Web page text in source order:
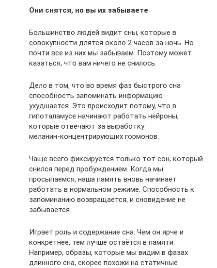
Они снятся, но вы их забываете
Большинство людей видит сны, которые в
совокупности длятся около 2 часов за ночь. Но
почти все из них мы забываем. Поэтому может
казаться, что вам ничего не снилось.
Дело в том, что во время фаз быстрого сна
способность запоминать информацию
ухудшается. Это происходит потому, что в
гипоталамусе начинают работать нейроны,
которые отвечают за выработку
меланин‑концентрирующих гормонов.
Чаще всего фиксируется только тот сон, который
снился перед пробуждением. Когда мы
просыпаемся, наша память вновь начинает
работать в нормальном режиме. Способность к
запоминанию возвращается, и сновидение не
забывается.
Играет роль и содержание сна. Чем он ярче и
конкретнее, тем лучше остаётся в памяти.
Например, образы, которые мы видим в фазах
длинного сна, скорее похожи на статичные